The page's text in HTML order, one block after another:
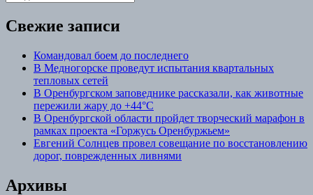
Свежие записи
Командовал боем до последнего
В Медногорске проведут испытания квартальных
тепловых сетей
В Оренбургском заповеднике рассказали, как животные
пережили жару до +44°C
В Оренбургской области пройдет творческий марафон в
рамках проекта «Горжусь Оренбуржьем»
Евгений Солнцев провел совещание по восстановлению
дорог, поврежденных ливнями
Архивы